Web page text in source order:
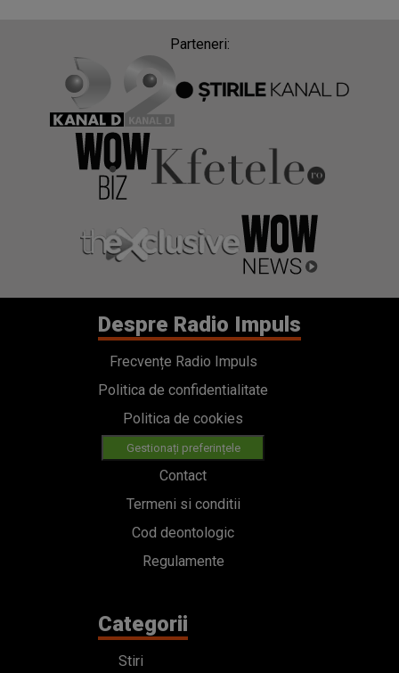
Parteneri:
Despre Radio Impuls
Frecvențe Radio Impuls
Politica de confidentialitate
Politica de cookies
Gestionați preferințele
Contact
Termeni si conditii
Cod deontologic
Regulamente
Categorii
Stiri